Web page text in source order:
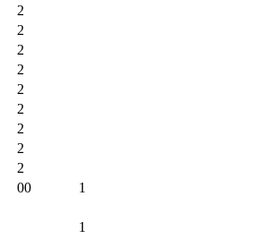
2
2
2
2
2
2
2
2
2
00 1
1